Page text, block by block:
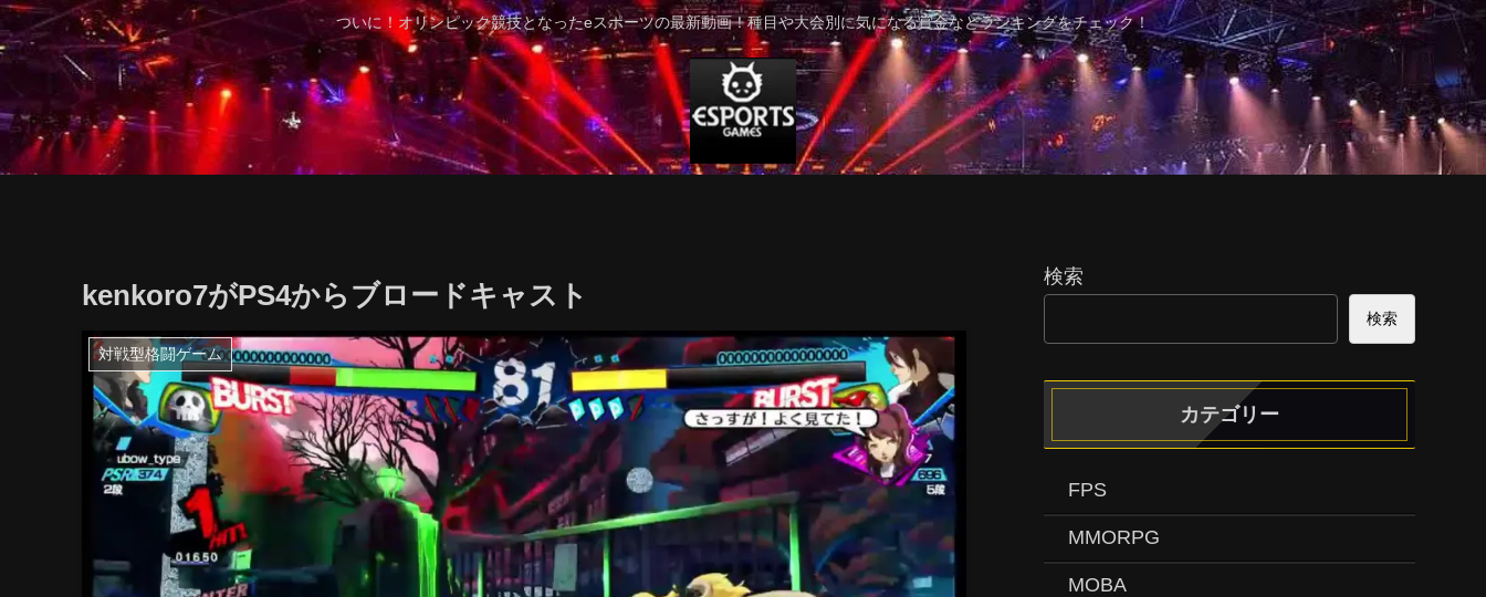
ついに！オリンピック競技となったeスポーツの最新動画！種目や大会別に気になる賞金などランキングをチェック！
kenkoro7がPS4からブロードキャスト
対戦型格闘ゲーム
検索
検索
カテゴリー
FPS
MMORPG
MOBA